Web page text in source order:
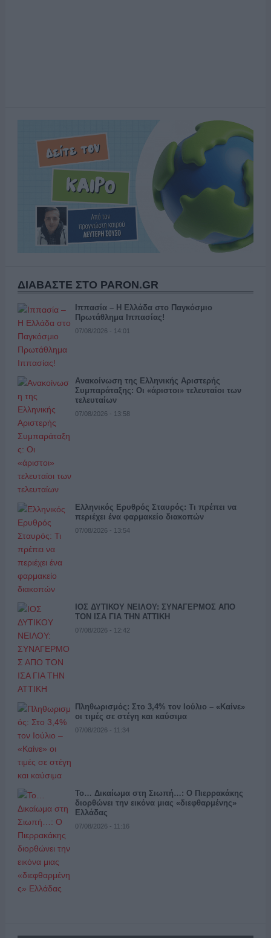
ΔΙΑΒΑΣΤΕ ΣΤΟ PARON.GR
Ιππασία – Η Ελλάδα στο Παγκόσμιο
Πρωτάθλημα Ιππασίας!
07/08/2026 - 14:01
Ανακοίνωση της Ελληνικής Αριστερής
Συμπαράταξης: Οι «άριστοι» τελευταίοι των
τελευταίων
07/08/2026 - 13:58
Ελληνικός Ερυθρός Σταυρός: Τι πρέπει να
περιέχει ένα φαρμακείο διακοπών
07/08/2026 - 13:54
ΙΟΣ ΔΥΤΙΚΟΥ ΝΕΙΛΟΥ: ΣΥΝΑΓΕΡΜΟΣ ΑΠΟ
ΤΟΝ ΙΣΑ ΓΙΑ ΤΗΝ ΑΤΤΙΚΗ
07/08/2026 - 12:42
Πληθωρισμός: Στο 3,4% τον Ιούλιο – «Καίνε»
οι τιμές σε στέγη και καύσιμα
07/08/2026 - 11:34
Το… Δικαίωμα στη Σιωπή…: Ο Πιερρακάκης
διορθώνει την εικόνα μιας «διεφθαρμένης»
Ελλάδας
07/08/2026 - 11:16